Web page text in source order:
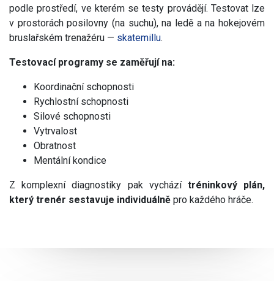
podle prostředí, ve kterém se testy provádějí. Testovat lze
v prostorách posilovny (na suchu), na ledě a na hokejovém
bruslařském trenažéru — skatemillu.
Testovací programy se zaměřují na:
Koordinační schopnosti
Rychlostní schopnosti
Silové schopnosti
Vytrvalost
Obratnost
Mentální kondice
Z komplexní diagnostiky pak vychází tréninkový plán,
který trenér sestavuje individuálně pro každého hráče.